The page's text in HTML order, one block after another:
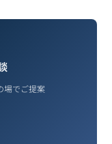
場でご提案